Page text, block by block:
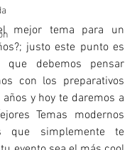
mejor tema para un
justo este punto es
debemos pensar
con los preparativos
y hoy te daremos a
Temas modernos
que simplemente te